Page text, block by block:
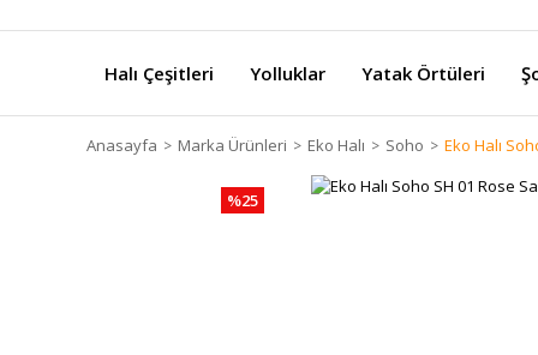
Halı Çeşitleri Yolluklar Yatak Örtüleri
Anasayfa Marka Ürünleri Eko Halı Soho Eko Halı
%25